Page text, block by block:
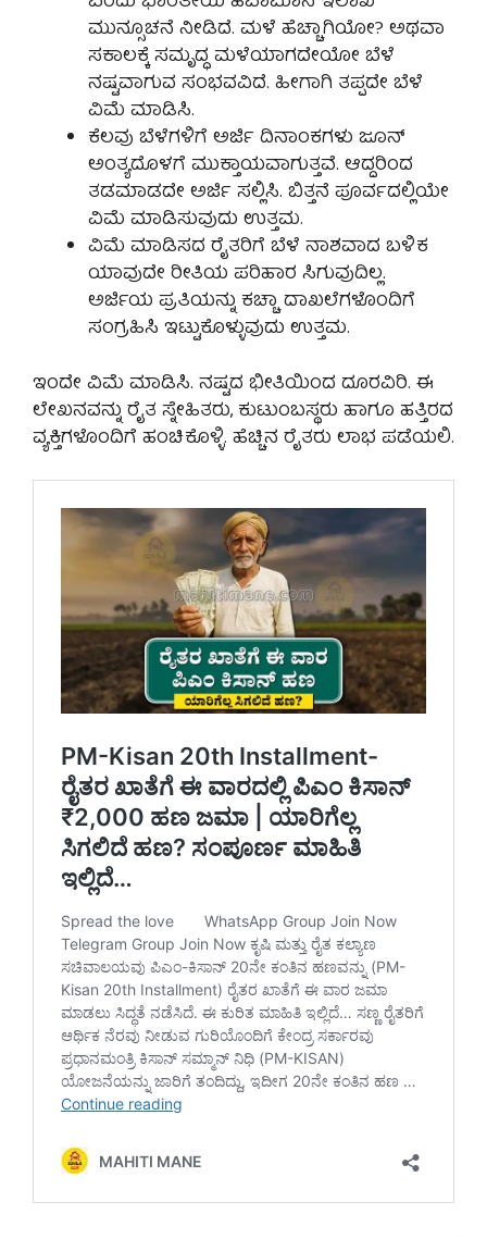
ಮುನ್ಸೂಚನೆ ನೀಡಿದೆ. ಮಳೆ ಹೆಚ್ಚಾಗಿಯೋ? ಅಥವಾ
ಸಕಾಲಕ್ಕೆ ಸಮೃದ್ಧ ಮಳೆಯಾಗದೇಯೋ ಬೆಳೆ
ನಷ್ಟವಾಗುವ ಸಂಭವವಿದೆ. ಹೀಗಾಗಿ ತಪ್ಪದೇ ಬೆಳೆ
ವಿಮೆ ಮಾಡಿಸಿ.
ಕೆಲವು ಬೆಳೆಗಳಿಗೆ ಅರ್ಜಿ ದಿನಾಂಕಗಳು ಜೂನ್
ಅಂತ್ಯದೊಳಗೆ ಮುಕ್ತಾಯವಾಗುತ್ತವೆ. ಆದ್ದರಿಂದ
ತಡಮಾಡದೇ ಅರ್ಜಿ ಸಲ್ಲಿಸಿ. ಬಿತ್ತನೆ ಪೂರ್ವದಲ್ಲಿಯೇ
ವಿಮೆ ಮಾಡಿಸುವುದು ಉತ್ತಮ.
ವಿಮೆ ಮಾಡಿಸದ ರೈತರಿಗೆ ಬೆಳೆ ನಾಶವಾದ ಬಳಿಕ
ಯಾವುದೇ ರೀತಿಯ ಪರಿಹಾರ ಸಿಗುವುದಿಲ್ಲ.
ಅರ್ಜಿಯ ಪ್ರತಿಯನ್ನು ಕಚ್ಚಾ ದಾಖಲೆಗಳೊಂದಿಗೆ
ಸಂಗ್ರಹಿಸಿ ಇಟ್ಟುಕೊಳ್ಳುವುದು ಉತ್ತಮ.
ಇಂದೇ ವಿಮೆ ಮಾಡಿಸಿ. ನಷ್ಟದ ಭೀತಿಯಿಂದ ದೂರವಿರಿ. ಈ
ಲೇಖನವನ್ನು ರೈತ ಸ್ನೇಹಿತರು, ಕುಟುಂಬಸ್ಥರು ಹಾಗೂ ಹತ್ತಿರದ
ವ್ಯಕ್ತಿಗಳೊಂದಿಗೆ ಹಂಚಿಕೊಳ್ಳಿ. ಹೆಚ್ಚಿನ ರೈತರು ಲಾಭ ಪಡೆಯಲಿ.